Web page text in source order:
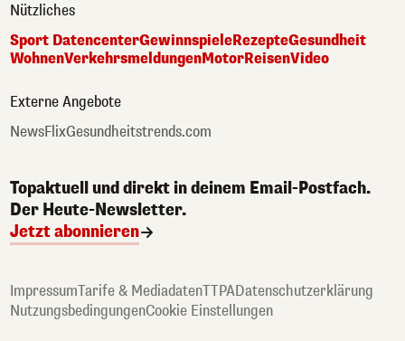
Nützliches
Sport DatencenterGewinnspieleRezepteGesundheit
WohnenVerkehrsmeldungenMotorReisenVideo
Externe Angebote
NewsFlixGesundheitstrends.com
Topaktuell und direkt in deinem Email-Postfach.
Der Heute-Newsletter.
Jetzt abonnieren
ImpressumTarife & MediadatenTTPADatenschutzerklärung
NutzungsbedingungenCookie Einstellungen